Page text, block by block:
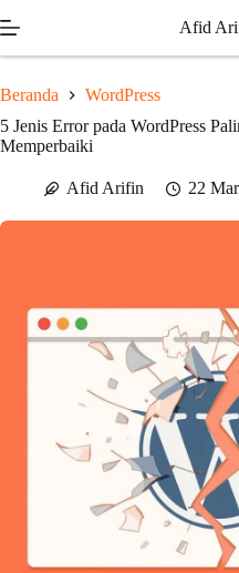
to
Afid
Beranda
WordPress
5 Jenis Error pada WordPress
Memperbaiki
Afid Arifin 22